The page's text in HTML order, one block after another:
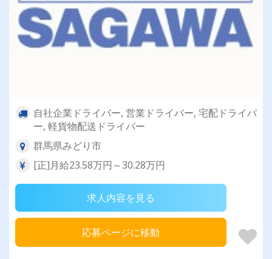
自社企業ドライバー, 営業ドライバー, 宅配ドライバ
ー, 軽貨物配送ドライバー
群馬県みどり市
[正]月給23.58万円～30.28万円
求人内容を見る
応募ページに移動